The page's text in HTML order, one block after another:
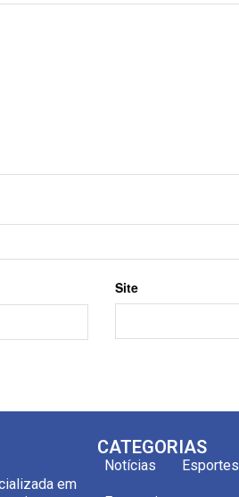
Site
em
CATEGORIAS
Notícias Esportes